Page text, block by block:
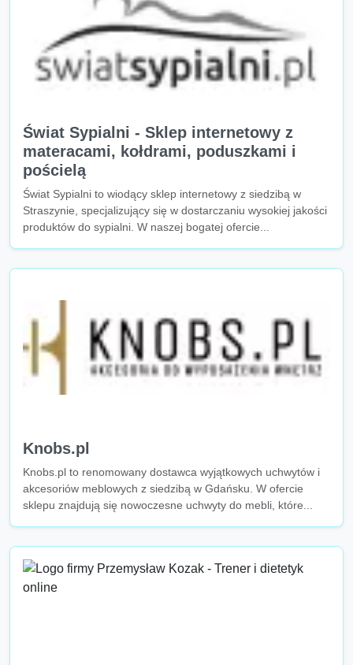
Świat Sypialni - Sklep internetowy z
materacami, kołdrami, poduszkami i
pościelą
Świat Sypialni to wiodący sklep internetowy z siedzibą w
Straszynie, specjalizujący się w dostarczaniu wysokiej jakości
produktów do sypialni. W naszej bogatej ofercie...
Knobs.pl
Knobs.pl to renomowany dostawca wyjątkowych uchwytów i
akcesoriów meblowych z siedzibą w Gdańsku. W ofercie
sklepu znajdują się nowoczesne uchwyty do mebli, które...